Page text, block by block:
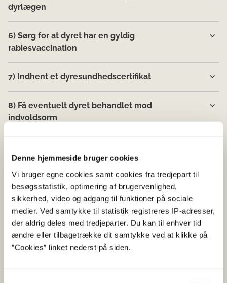
Denne hjemmeside bruger cookies
Vi bruger egne cookies samt cookies fra tredjepart til
besøgsstatistik, optimering af brugervenlighed,
sikkerhed, video og adgang til funktioner på sociale
medier. Ved samtykke til statistik registreres IP-adresser,
der aldrig deles med tredjeparter. Du kan til enhver tid
ændre eller tilbagetrække dit samtykke ved at klikke på
”Cookies” linket nederst på siden.
dyrlægen
6) Sørg for at dyret har en gyldig
rabiesvaccination
7) Indhent et dyresundhedscertifikat
8) Få eventuelt dyret behandlet mod
indvoldsorm
Nyttige links
Læs de generelle regler for flytning af dyr til
EU-lande
Læs om at rejse med kæledyr
Læs om registrering af dyr